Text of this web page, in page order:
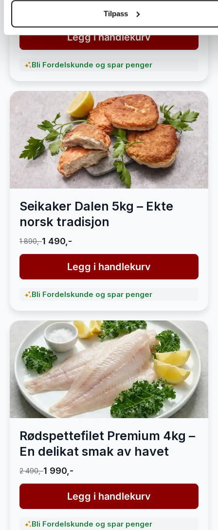
Tilpass
Legg i handlekurv
Bli Fordelskunde og spar penger
Seikaker Dalen 5kg – Ekte
norsk tradisjon
1 890,-1 490,-
Legg i handlekurv
Bli Fordelskunde og spar penger
Rødspettefilet Premium 4kg –
En delikat smak av havet
2 490,-1 990,-
Legg i handlekurv
Bli Fordelskunde og spar penger